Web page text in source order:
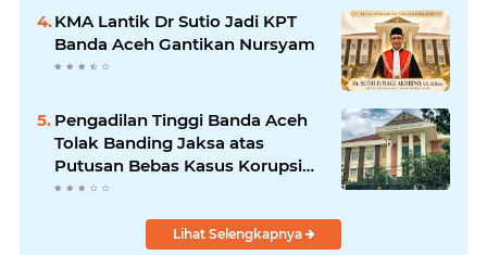
KMA Lantik Dr Sutio Jadi KPT
Banda Aceh Gantikan Nursyam
Pengadilan Tinggi Banda Aceh
Tolak Banding Jaksa atas
Putusan Bebas Kasus Korupsi
Wastafel
Lihat Selengkapnya